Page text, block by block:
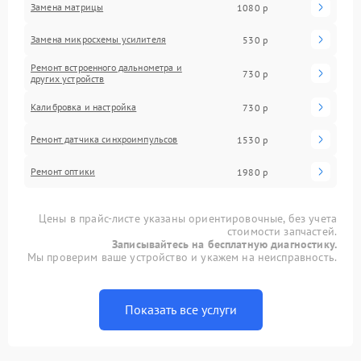
Замена матрицы 1080 р
Замена микросхемы усилителя 530 р
Ремонт встроенного дальнометра и
других устройств
730 р
Калибровка и настройка 730 р
Ремонт датчика синхроимпульсов 1530 р
Ремонт оптики 1980 р
Цены в прайс-листе указаны ориентировочные, без учета
стоимости запчастей.
Записывайтесь на бесплатную диагностику.
Мы проверим ваше устройство и укажем на неисправность.
Показать все услуги